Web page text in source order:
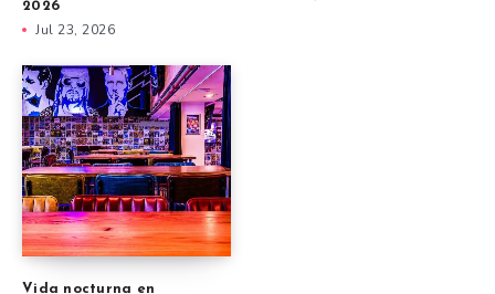
2026
Jul 23, 2026
Vida nocturna en